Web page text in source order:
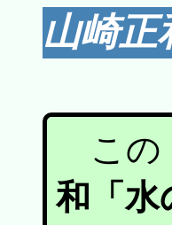
山崎
この
和「水